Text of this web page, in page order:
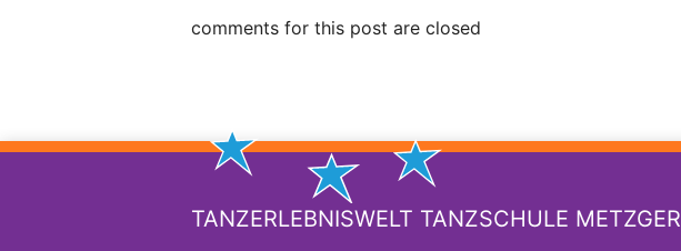
comments for this post are closed
TANZERLEBNISWELT TANZSCHULE METZGER